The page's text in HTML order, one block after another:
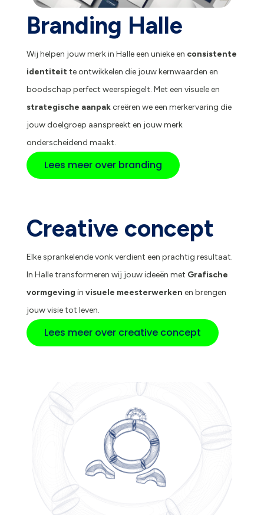
Branding Halle
Wij helpen jouw merk in Halle een unieke en consistente
identiteitte ontwikkelen die jouw kernwaarden en
boodschap perfect weerspiegelt. Met een visuele en
strategische aanpakcreëren we een merkervaring die
jouw doelgroep aanspreekt en jouw merk
onderscheidend maakt.
Lees meer over branding
Creative concept
Elke sprankelende vonk verdient een prachtig resultaat.
In Halle transformeren wij jouw ideeën met Grafische
vormgeving in visuele meesterwerken en brengen
jouw visie tot leven.
Lees meer over creative concept